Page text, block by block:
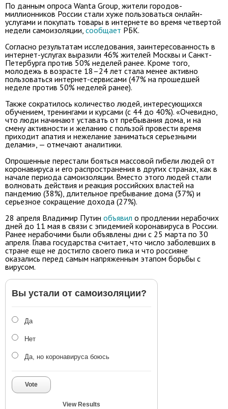
По данным опроса Wanta Group, жители городов-
миллионников России стали хуже пользоваться онлайн-
услугами и покупать товары в интернете во время четвертой
недели самоизоляции, сообщает РБК.
Согласно результатам исследования, заинтересованность в
интернет-услугах выразили 46% жителей Москвы и Санкт-
Петербурга против 50% неделей ранее. Кроме того,
молодежь в возрасте 18–24 лет стала менее активно
пользоваться интернет-сервисами (47% на прошедшей
неделе против 50% неделей ранее).
Также сократилось количество людей, интересующихся
обучением, тренингами и курсами (с 44 до 40%). «Очевидно,
что люди начинают уставать от пребывания дома, и на
смену активности и желанию с пользой провести время
приходит апатия и нежелание заниматься серьезными
делами», — отмечают аналитики.
Опрошенные перестали бояться массовой гибели людей от
коронавируса и его распространения в других странах, как в
начале периода самоизоляции. Вместо этого людей стали
волновать действия и реакция российских властей на
пандемию (38%), длительное пребывание дома (37%) и
серьезное сокращение дохода (27%).
28 апреля Владимир Путин объявил о продлении нерабочих
дней до 11 мая в связи с эпидемией коронавируса в России.
Ранее нерабочими были объявлены дни с 25 марта по 30
апреля. Глава государства считает, что число заболевших в
стране еще не достигло своего пика и что россияне
оказались перед самым напряженным этапом борьбы с
вирусом.
Вы устали от самоизоляции?
Да
Нет
Да, но коронавируса боюсь
Vote
View Results